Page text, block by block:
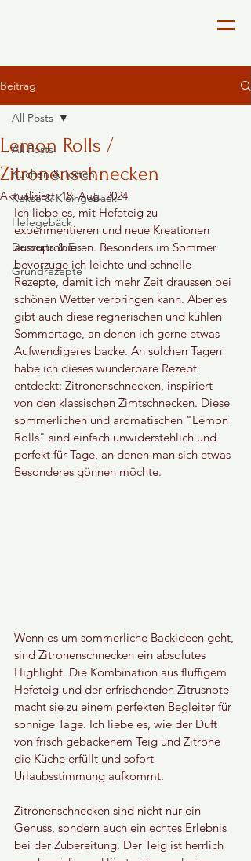
Beitrag
All Posts
Kuchen & Torten
Kekse & Kleingebäck
Hefegebäck
Desserts & Eis
Grundrezepte
All Posts
Lemon Rolls /
Zitronenschnecken
Aktualisiert:18. Aug. 2024
Ich liebe es, mit Hefeteig zu
experimentieren und neue Kreationen
auszuprobieren. Besonders im Sommer
bevorzuge ich leichte und schnelle
Rezepte, damit ich mehr Zeit draussen bei
schönen Wetter verbringen kann. Aber es
gibt auch diese regnerischen und kühlen
Sommertage, an denen ich gerne etwas
Aufwendigeres backe. An solchen Tagen
habe ich dieses wunderbare Rezept
entdeckt: Zitronenschnecken, inspiriert
von den klassischen Zimtschnecken. Diese
sommerlichen und aromatischen "Lemon
Rolls" sind einfach unwiderstehlich und
perfekt für Tage, an denen man sich etwas
Besonderes gönnen möchte.
Wenn es um sommerliche Backideen geht,
sind Zitronenschnecken ein absolutes
Highlight. Die Kombination aus fluffigem
Hefeteig und der erfrischenden Zitrusnote
macht sie zu einem perfekten Begleiter für
sonnige Tage. Ich liebe es, wie der Duft
von frisch gebackenem Teig und Zitrone
die Küche erfüllt und sofort
Urlaubsstimmung aufkommt.
Zitronenschnecken sind nicht nur ein
Genuss, sondern auch ein echtes Erlebnis
bei der Zubereitung. Der Teig ist herrlich